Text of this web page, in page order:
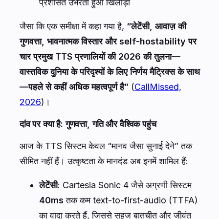
जैसा कि एक समीक्षा में कहा गया है, “लेटेंसी, आवाज़ की
गुणवत्ता, भावनात्मक विस्तार और self-hostability पर
चार प्रमुख TTS प्रणालियों की 2026 की तुलना—
वास्तविक दुनिया के परिदृश्यों के लिए निर्णय मैट्रिक्स के साथ
—पहले से कहीं अधिक महत्वपूर्ण है” (CallMissed,
2026)।
दांव पर क्या है: गुणवत्ता, गति और वैश्विक पहुंच
आज के TTS सिस्टम केवल “मानव जैसा सुनाई देने” तक
सीमित नहीं हैं। उत्कृष्टता के मानदंड अब इनमें शामिल हैं:
लेटेंसी: Cartesia Sonic 4 जैसे अग्रणी सिस्टम
40ms तक कम text-to-first-audio (TTFA)
का वादा करते हैं, जिससे सहज बातचीत और जीवंत